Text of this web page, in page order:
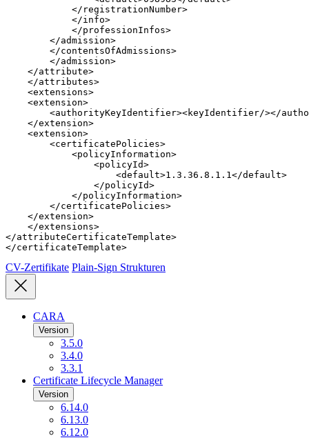
            </registrationNumber>
            </info>
            </professionInfos>
        </admission>
        </contentsOfAdmissions>
        </admission>
    </attribute>
    </attributes>
    <extensions>
    <extension>
<authorityKeyIdentifier><keyIdentifier/></
    </extension>
    <extension>
        <certificatePolicies>
            <policyInformation>
                <policyId>
                    <default>1.3.36.8.1.1</default>
                </policyId>
            </policyInformation>
        </certificatePolicies>
    </extension>
    </extensions>
</attributeCertificateTemplate>
</certificateTemplate>
CV-Zertifikate Plain-Sign Strukturen
CARA
Version
3.5.0
3.4.0
3.3.1
Certificate Lifecycle Manager
Version
6.14.0
6.13.0
6.12.0